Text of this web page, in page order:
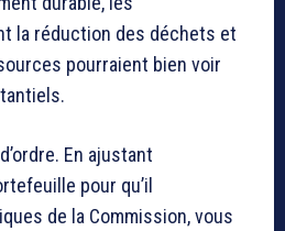
la réduction des déchets et
pourraient bien voir
En ajustant
pour qu’il
de la Commission, vous